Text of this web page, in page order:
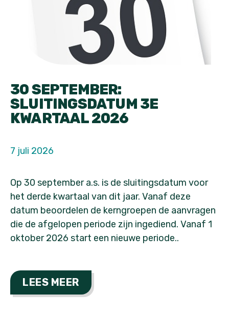
30 SEPTEMBER:
SLUITINGSDATUM 3E
KWARTAAL 2026
7 juli 2026
Op 30 september a.s. is de sluitingsdatum voor
het derde kwartaal van dit jaar. Vanaf deze
datum beoordelen de kerngroepen de aanvragen
die de afgelopen periode zijn ingediend. Vanaf 1
oktober 2026 start een nieuwe periode..
LEES MEER